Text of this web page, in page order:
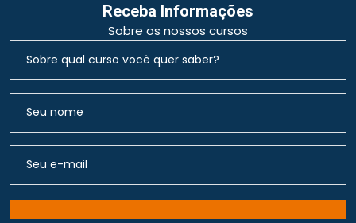
Receba Informações
Sobre os nossos cursos